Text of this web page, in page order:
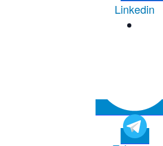
Linkedin